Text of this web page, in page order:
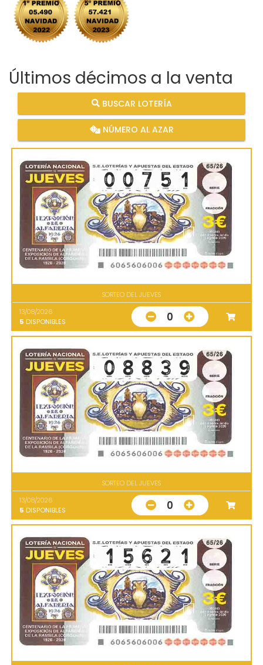
Últimos décimos a la venta
BUSCAR LOTERÍA
NÚMERO AL AZAR
SORTEO DEL JUEVES
13/08/2026
5 DISPONIBLES 0
SORTEO DEL JUEVES
13/08/2026
5 DISPONIBLES 0